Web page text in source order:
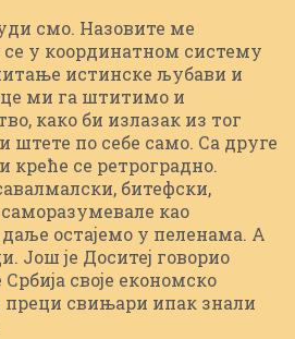
смо. Назовите ме
у координатном систему
истинске љубави и
ми га штитимо и
како би излазак из тог
по себе само. Са друге
креће се ретроградно.
битефски,
као
остајемо у пеленама. А
Још је Доситеј говорио
своје економско
свињари ипак знали